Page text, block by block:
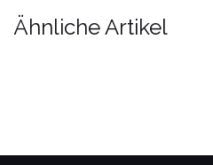
Ähnliche Artikel